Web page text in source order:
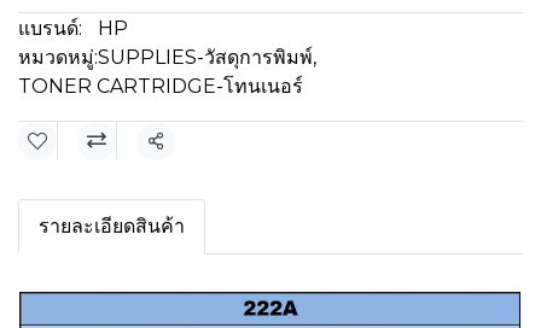
แบรนด์:
HP
หมวดหมู่:SUPPLIES-วัสดุการพิมพ์,
TONER CARTRIDGE-โทนเนอร์
แชร์
รายละเอียดสินค้า